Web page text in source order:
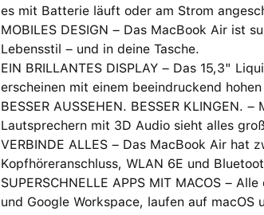
es mit Batterie läuft oder am Strom
MOBILES DESIGN – Das MacBook Air ist
Lebensstil – und in deine Tasche.
EIN BRILLANTES DISPLAY – Das 15,3"
erscheinen mit einem beein­druckend
BESSER AUSSEHEN. BESSER KLINGEN.
Lautsprechern mit 3D Audio sieht alles
VERBINDE ALLES – Das MacBook Air hat
Kopfhöreranschluss, WLAN 6E und
SUPERSCHNELLE APPS MIT MACOS –
und Google Workspace, laufen auf macOS